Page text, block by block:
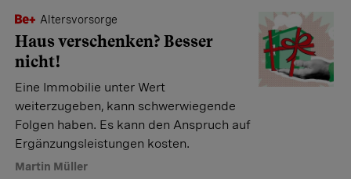
Altersvorsorge
Haus verschenken? Besser
nicht!
Eine Immobilie unter Wert
weiterzugeben, kann schwerwiegende
Folgen haben. Es kann den Anspruch auf
Ergänzungsleistungen kosten.
Martin Müller